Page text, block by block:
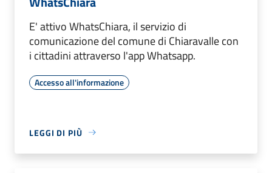
E' attivo WhatsChiara, il servizio di
comunicazione del comune di Chiaravalle con
i cittadini attraverso l'app Whatsapp.
Accesso all'informazione
LEGGI DI PIÙ